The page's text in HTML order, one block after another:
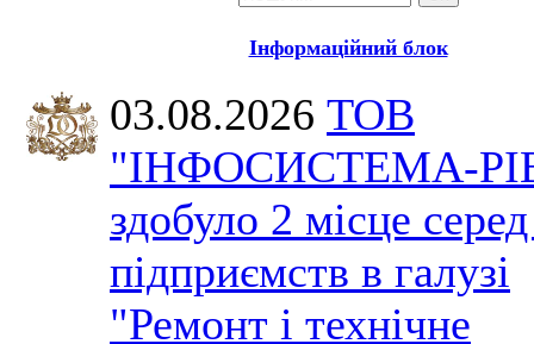
Інформаційний блок
03.08.2026 ТОВ
"ІНФОСИСТЕМА-
здобуло 2 місце
підприємств в галузі
"Ремонт і технічне